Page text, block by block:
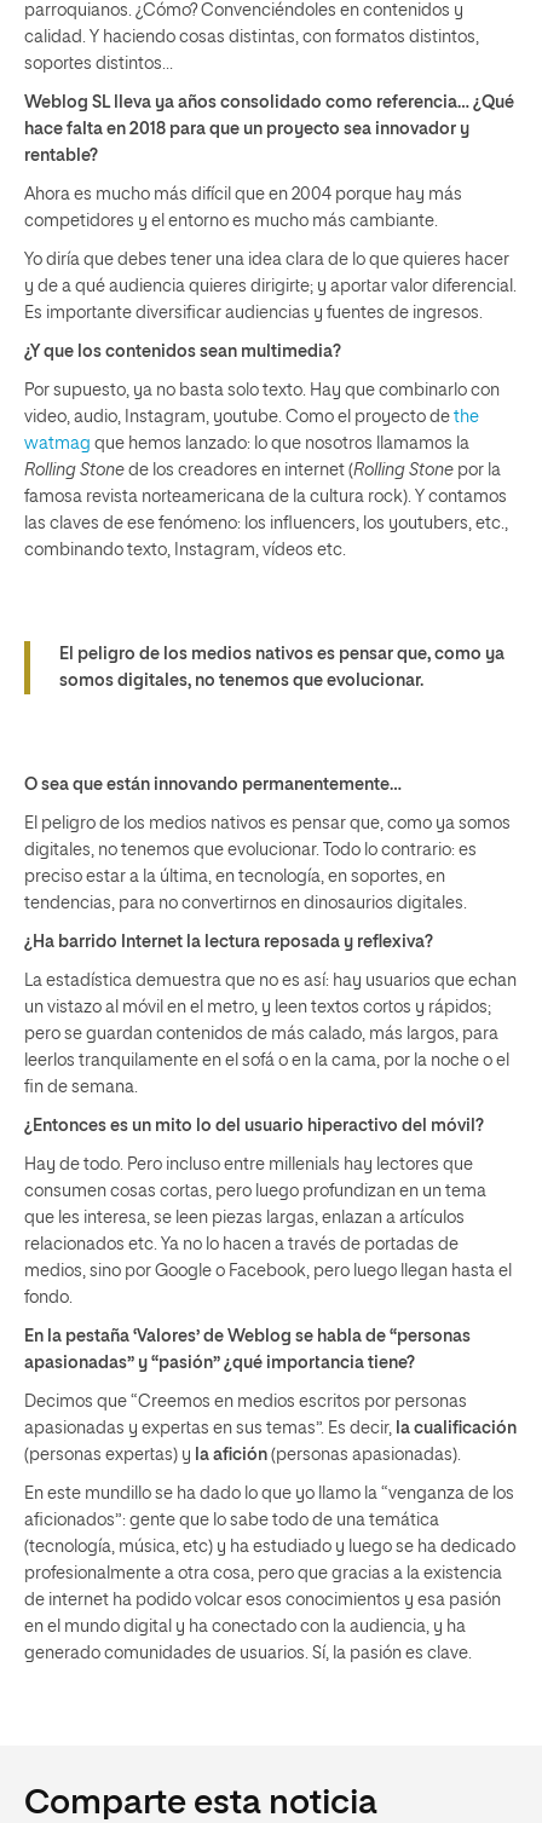
parroquianos. ¿Cómo? Convenciéndoles en contenidos y
calidad. Y haciendo cosas distintas, con formatos distintos,
soportes distintos…
Weblog SL lleva ya años consolidado como referencia… ¿Qué
hace falta en 2018 para que un proyecto sea innovador y
rentable?
Ahora es mucho más difícil que en 2004 porque hay más
competidores y el entorno es mucho más cambiante.
Yo diría que debes tener una idea clara de lo que quieres hacer
y de a qué audiencia quieres dirigirte; y aportar valor diferencial.
Es importante diversificar audiencias y fuentes de ingresos.
¿Y que los contenidos sean multimedia?
Por supuesto, ya no basta solo texto. Hay que combinarlo con
video, audio, Instagram, youtube. Como el proyecto de the
watmag que hemos lanzado: lo que nosotros llamamos la
Rolling Stone de los creadores en internet (Rolling Stone por la
famosa revista norteamericana de la cultura rock). Y contamos
las claves de ese fenómeno: los influencers, los youtubers, etc.,
combinando texto, Instagram, vídeos etc.
El peligro de los medios nativos es pensar que, como ya
somos digitales, no tenemos que evolucionar.
O sea que están innovando permanentemente…
El peligro de los medios nativos es pensar que, como ya somos
digitales, no tenemos que evolucionar. Todo lo contrario: es
preciso estar a la última, en tecnología, en soportes, en
tendencias, para no convertirnos en dinosaurios digitales.
¿Ha barrido Internet la lectura reposada y reflexiva?
La estadística demuestra que no es así: hay usuarios que echan
un vistazo al móvil en el metro, y leen textos cortos y rápidos;
pero se guardan contenidos de más calado, más largos, para
leerlos tranquilamente en el sofá o en la cama, por la noche o el
fin de semana.
¿Entonces es un mito lo del usuario hiperactivo del móvil?
Hay de todo. Pero incluso entre millenials hay lectores que
consumen cosas cortas, pero luego profundizan en un tema
que les interesa, se leen piezas largas, enlazan a artículos
relacionados etc. Ya no lo hacen a través de portadas de
medios, sino por Google o Facebook, pero luego llegan hasta el
fondo.
En la pestaña ‘Valores’ de Weblog se habla de “personas
apasionadas” y “pasión” ¿qué importancia tiene?
Decimos que “Creemos en medios escritos por personas
apasionadas y expertas en sus temas”. Es decir, la cualificación
(personas expertas) y la afición (personas apasionadas).
En este mundillo se ha dado lo que yo llamo la “venganza de los
aficionados”: gente que lo sabe todo de una temática
(tecnología, música, etc) y ha estudiado y luego se ha dedicado
profesionalmente a otra cosa, pero que gracias a la existencia
de internet ha podido volcar esos conocimientos y esa pasión
en el mundo digital y ha conectado con la audiencia, y ha
generado comunidades de usuarios. Sí, la pasión es clave.
Comparte esta noticia